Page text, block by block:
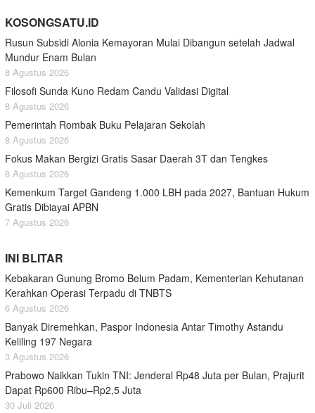
KOSONGSATU.ID
Rusun Subsidi Alonia Kemayoran Mulai Dibangun setelah Jadwal
Mundur Enam Bulan
8 Agustus 2026
Filosofi Sunda Kuno Redam Candu Validasi Digital
8 Agustus 2026
Pemerintah Rombak Buku Pelajaran Sekolah
8 Agustus 2026
Fokus Makan Bergizi Gratis Sasar Daerah 3T dan Tengkes
8 Agustus 2026
Kemenkum Target Gandeng 1.000 LBH pada 2027, Bantuan Hukum
Gratis Dibiayai APBN
7 Agustus 2026
INI BLITAR
Kebakaran Gunung Bromo Belum Padam, Kementerian Kehutanan
Kerahkan Operasi Terpadu di TNBTS
6 Agustus 2026
Banyak Diremehkan, Paspor Indonesia Antar Timothy Astandu
Keliling 197 Negara
3 Agustus 2026
Prabowo Naikkan Tukin TNI: Jenderal Rp48 Juta per Bulan, Prajurit
Dapat Rp600 Ribu–Rp2,5 Juta
30 Juli 2026